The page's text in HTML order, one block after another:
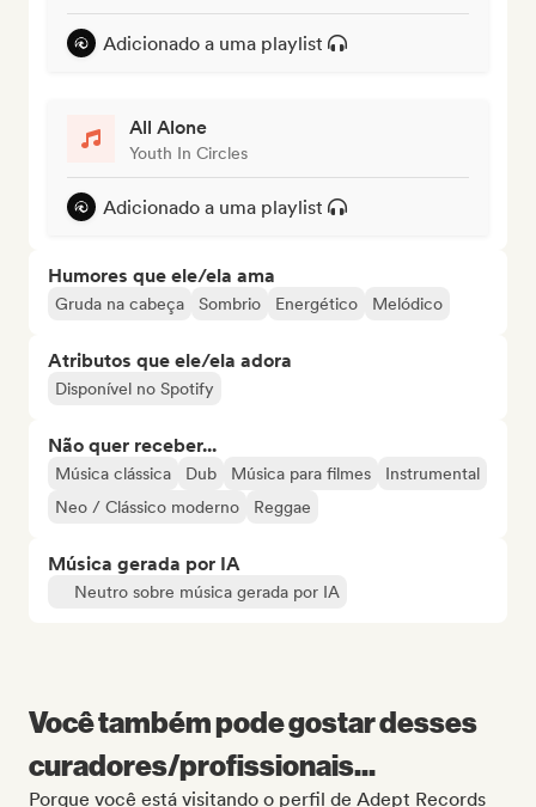
Adicionado a uma playlist
All Alone
Youth In Circles
Adicionado a uma playlist
Humores que ele/ela ama
Gruda na cabeça Sombrio Energético Melódico
Atributos que ele/ela adora
Disponível no Spotify
Não quer receber...
Música clássica Dub Música para filmes
Instrumental
Neo / Clássico moderno
Reggae
Música gerada por IA
Neutro sobre música gerada por IA
Você também pode gostar desses
curadores/profissionais...
Porque você está visitando o perfil de Adept Records